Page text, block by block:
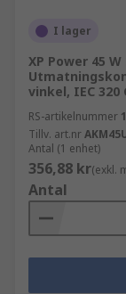
I lager
XP Power 45
vinkel, IEC 320
RS-artikelnummer
Tillv. art.nr
Antal (1 enhet)
356,88 kr(exkl.
Antal